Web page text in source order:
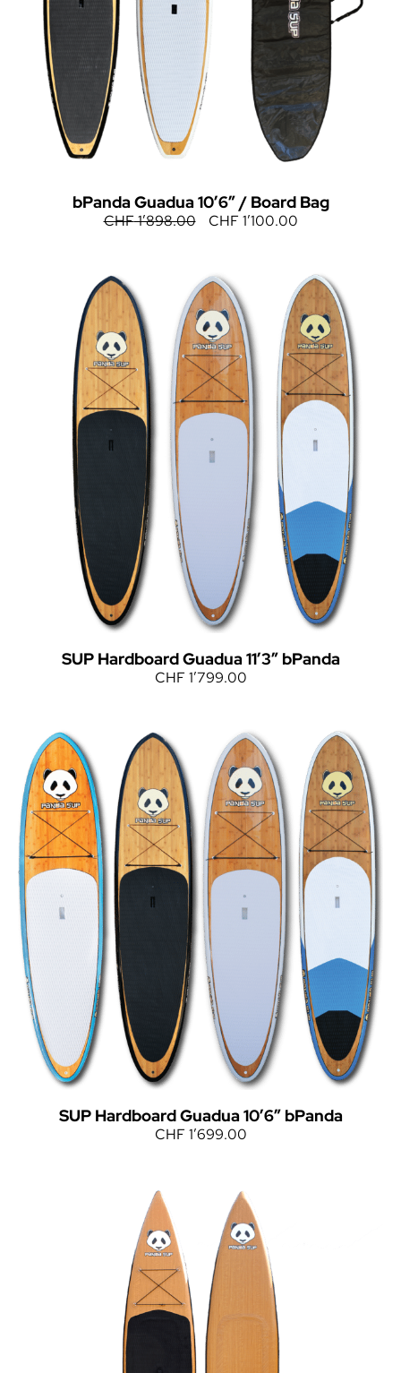
bPanda Guadua 10’6″ / Board Bag
CHF1’898.00 CHF 1’100.00
SUP Hardboard Guadua 11’3″ bPanda
CHF 1’799.00
SUP Hardboard Guadua 10’6″ bPanda
CHF 1’699.00